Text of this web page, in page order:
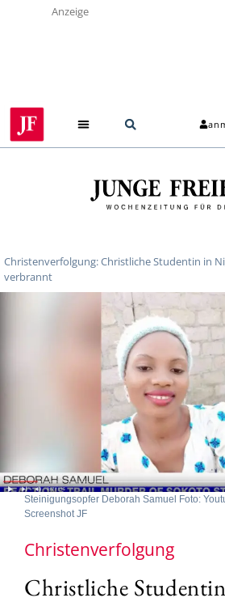
Anzeige
Christenverfolgung: Christliche Studentin in
verbrannt
Steinigungsopfer Deborah Samuel Foto:
Screenshot JF
Christenverfolgung
Christliche